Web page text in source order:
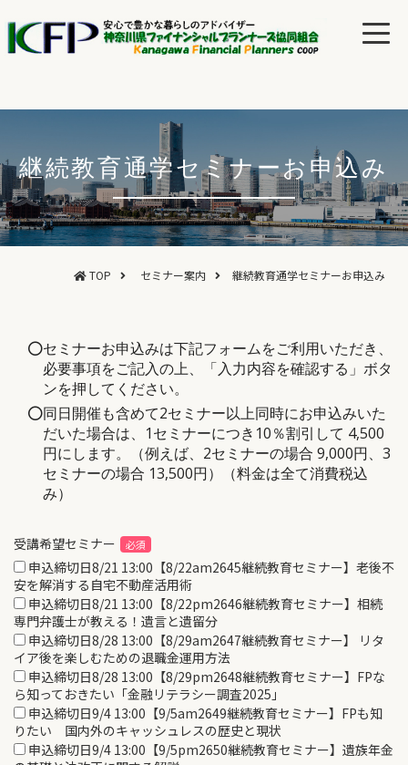
継続教育通学セミナーお申込み
TOP セミナー案内 継続教育通学セミナーお申込み
セミナーお申込みは下記フォームをご利用いただき、
必要事項をご記入の上、「入力内容を確認する」ボタ
ンを押してください。
同日開催も含めて2セミナー以上同時にお申込みいた
だいた場合は、1セミナーにつき10％割引して 4,500
円にします。（例えば、2セミナーの場合 9,000円、3
セミナーの場合 13,500円）（料金は全て消費税込
み）
受講希望セミナー
申込締切日8/21 13:00【8/22am2645継続教育セミナー】老後不
安を解消する自宅不動産活用術
申込締切日8/21 13:00【8/22pm2646継続教育セミナー】相続
専門弁護士が教える！遺言と遺留分
申込締切日8/28 13:00【8/29am2647継続教育セミナー】 リタ
イア後を楽しむための退職金運用方法
申込締切日8/28 13:00【8/29pm2648継続教育セミナー】FPな
ら知っておきたい「金融リテラシー調査2025」
申込締切日9/4 13:00【9/5am2649継続教育セミナー】FPも知
りたい 国内外のキャッシュレスの歴史と現状
申込締切日9/4 13:00【9/5pm2650継続教育セミナー】遺族年金